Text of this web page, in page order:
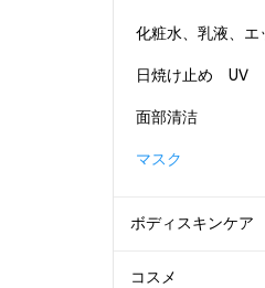
化粧水、乳液、エ
日焼け止め UV
面部清洁
マスク
ボディスキンケア
コスメ